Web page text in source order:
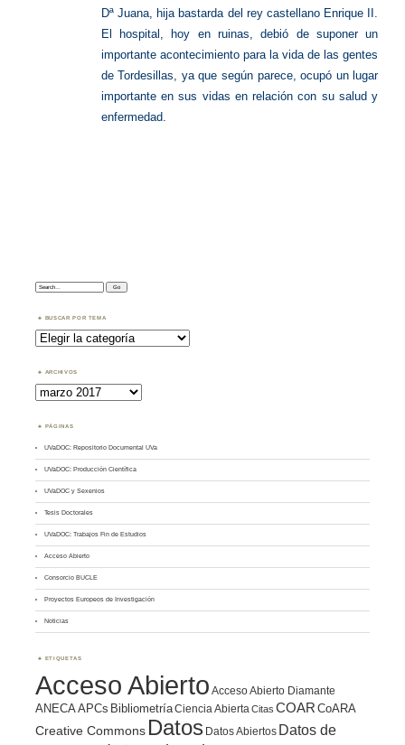
Dª Juana, hija bastarda del rey castellano Enrique II.
El hospital, hoy en ruinas, debió de suponer un
importante acontecimiento para la vida de las gentes
de Tordesillas, ya que según parece, ocupó un lugar
importante en sus vidas en relación con su salud y
enfermedad.
Search:
BUSCAR POR TEMA
Buscar
por
Tema
ARCHIVOS
Archivos
PÁGINAS
UVaDOC: Repositorio Documental UVa
UVaDOC: Producción Científica
UVaDOC y Sexenios
Tesis Doctorales
UVaDOC: Trabajos Fin de Estudios
Acceso Abierto
Consorcio BUCLE
Proyectos Europeos de Investigación
Noticias
ETIQUETAS
Acceso Abierto Acceso Abierto Diamante
ANECA APCs BibliometríaCiencia Abierta Citas COAR CoARA
Creative Commons Datos Datos Abiertos Datos de